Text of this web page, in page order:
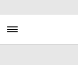
au
principal
Toggle navigation